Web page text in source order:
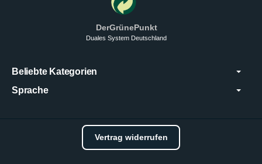
DerGrünePunkt
Duales System Deutschland
Beliebte Kategorien
Sprache
Vertrag widerrufen